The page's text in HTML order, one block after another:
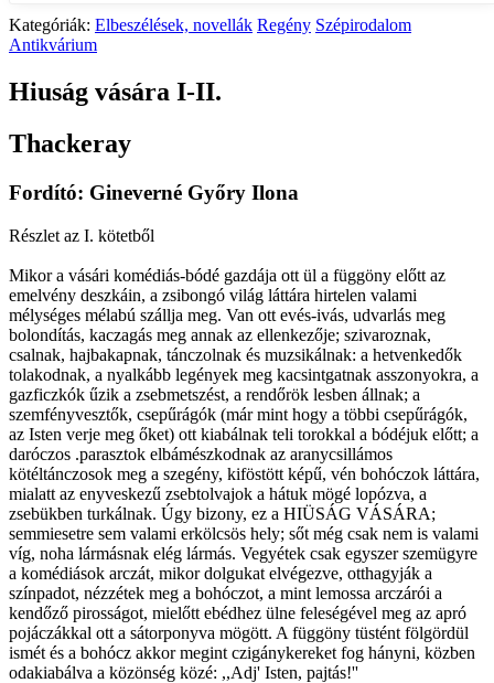
Kategóriák: Elbeszélések, novellák Regény Szépirodalom
Antikvárium
Hiuság vására I-II.
Thackeray
Fordító: Gineverné Győry Ilona
Részlet az I. kötetből
Mikor a vásári komédiás-bódé gazdája ott ül a függöny előtt az
emelvény deszkáin, a zsibongó világ láttára hirtelen valami
mélységes mélabú szállja meg. Van ott evés-ivás, udvarlás meg
bolondítás, kaczagás meg annak az ellenkezője; szivaroznak,
csalnak, hajbakapnak, tánczolnak és muzsikálnak: a hetvenkedők
tolakodnak, a nyalkább legények meg kacsintgatnak asszonyokra, a
gazficzkók űzik a zsebmetszést, a rendőrök lesben állnak; a
szemfényvesztők, csepűrágók (már mint hogy a többi csepűrágók,
az Isten verje meg őket) ott kiabálnak teli torokkal a bódéjuk előtt; a
daróczos .parasztok elbámészkodnak az aranycsillámos
kötéltánczosok meg a szegény, kiföstött képű, vén bohóczok láttára,
mialatt az enyveskezű zsebtolvajok a hátuk mögé lopózva, a
zsebükben turkálnak. Úgy bizony, ez a HIÜSÁG VÁSÁRA;
semmiesetre sem valami erkölcsös hely; sőt még csak nem is valami
víg, noha lármásnak elég lármás. Vegyétek csak egyszer szemügyre
a komédiások arczát, mikor dolgukat elvégezve, otthagyják a
színpadot, nézzétek meg a bohóczot, a mint lemossa arczárói a
kendőző pirosságot, mielőtt ebédhez ülne feleségével meg az apró
pojáczákkal ott a sátorponyva mögött. A függöny tüstént fölgördül
ismét és a bohócz akkor megint czigánykereket fog hányni, közben
odakiabálva a közönség közé: ,,Adj' Isten, pajtás!''